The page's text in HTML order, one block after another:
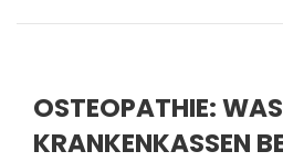
OSTEOPATHIE: WAS
KRANKENKASSEN